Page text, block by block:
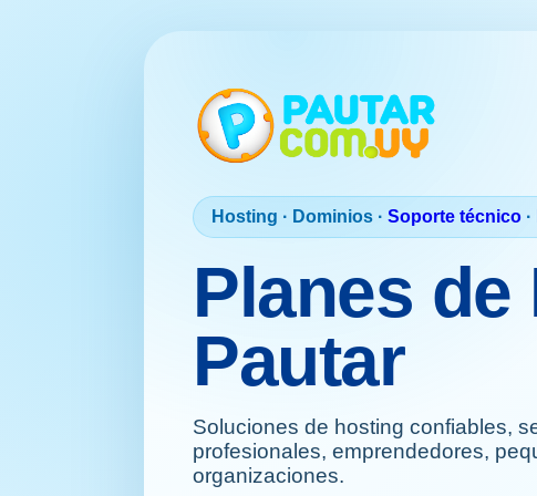
Hosting · Dominios · Soporte técnico ·
Planes
Pautar
Soluciones de hosting confiables,
profesionales, emprendedores,
organizaciones.